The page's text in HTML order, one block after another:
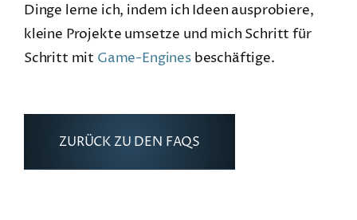
Dinge lerne ich, indem ich Ideen ausprobiere,
kleine Projekte umsetze und mich Schritt für
Schritt mit Game-Enginesbeschäftige.
ZURÜCK ZU DEN FAQS